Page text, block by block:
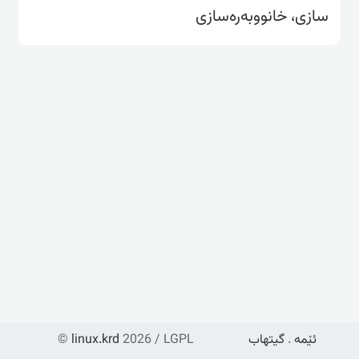
سازی، خانووبەرەسازی
© linux.krd 2026 / LGPL ئێمە . گیتهاب